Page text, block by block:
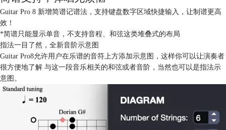
Guitar Pro 8 新增简谱记谱法，支持键盘数字区域快捷输入，让制谱更高
效！
*简谱只能显示单音，不支持音程、和弦这类堆叠式的布局
指法一目了然，全新音阶示意图
Guitar Pro8允许用户在乐谱的音符上方添加示意图，这样你可以让演奏者
很方便地了解 与这一段音乐相关的和弦或者音阶，当然也可以是指法示
意图。